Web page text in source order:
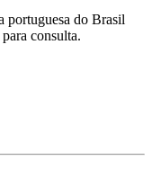
portuguesa do Brasil
consulta.